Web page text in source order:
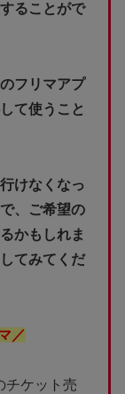
ることがで
フリマアプ
て使うこと
けなくなっ
、ご希望の
かもしれま
てみてくだ
／
チケット売